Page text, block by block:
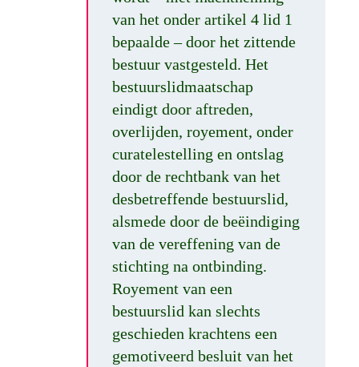
van het onder artikel 4 lid 1
bepaalde – door het zittende
bestuur vastgesteld. Het
bestuurslidmaatschap
eindigt door aftreden,
overlijden, royement, onder
curatelestelling en ontslag
door de rechtbank van het
desbetreffende bestuurslid,
alsmede door de beëindiging
van de vereffening van de
stichting na ontbinding.
Royement van een
bestuurslid kan slechts
geschieden krachtens een
gemotiveerd besluit van het